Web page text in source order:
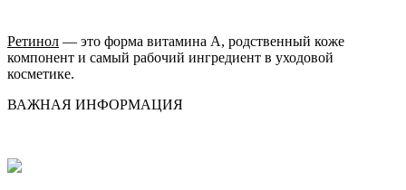
Ретинол — это форма витамина А, родственный коже
компонент и самый рабочий ингредиент в уходовой
косметике.
ВАЖНАЯ ИНФОРМАЦИЯ